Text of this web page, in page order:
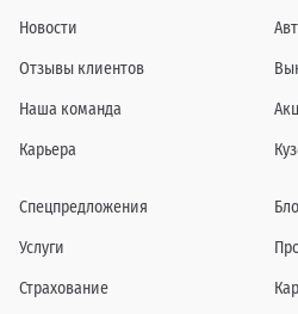
Новости
Отзывы клиентов
Наша команда
Карьера
Спецпредложения
Услуги
Страхование